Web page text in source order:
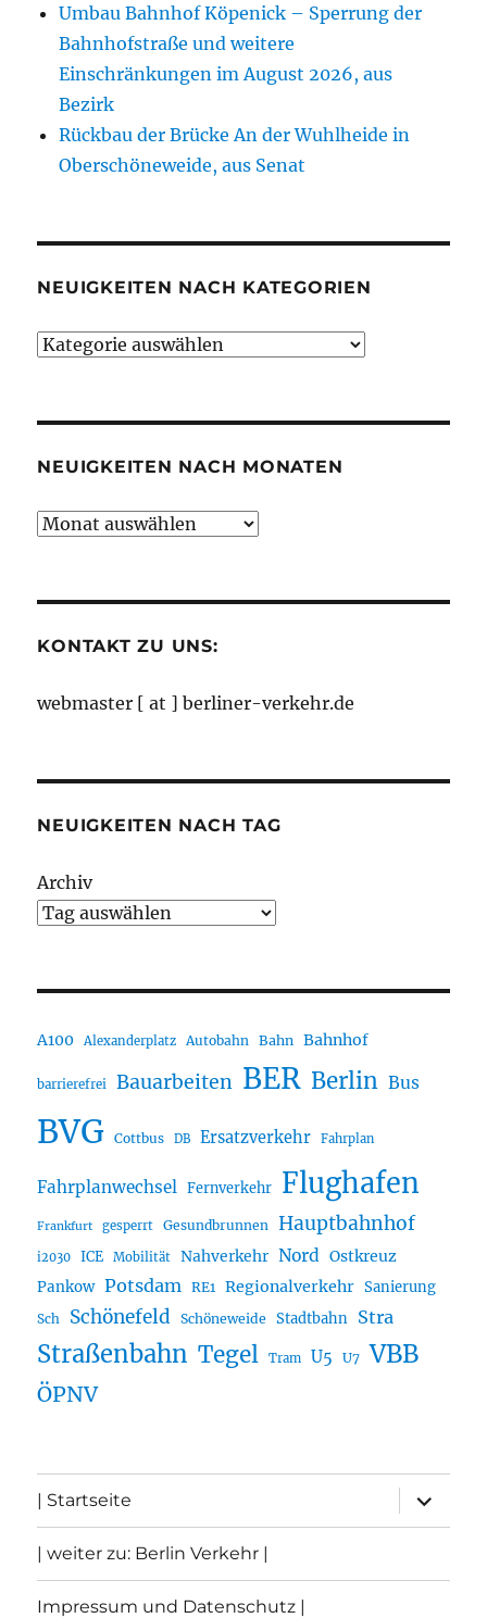
Umbau Bahnhof Köpenick – Sperrung der
Bahnhofstraße und weitere
Einschränkungen im August 2026, aus
Bezirk
Rückbau der Brücke An der Wuhlheide in
Oberschöneweide, aus Senat
NEUIGKEITEN NACH KATEGORIEN
Neuigkeiten
NEUIGKEITEN NACH MONATEN
Neuigkeiten
KONTAKT ZU UNS:
webmaster [ at ] berliner-verkehr.de
NEUIGKEITEN NACH TAG
Archiv
A100 Alexanderplatz Autobahn Bahn Bahnhof
barrierefrei Bauarbeiten BER Berlin Bus
BVG Cottbus DB Ersatzverkehr Fahrplan
Fahrplanwechsel Fernverkehr Flughafen
Frankfurt gesperrt Gesundbrunnen Hauptbahnhof
i2030 ICE Mobilität Nahverkehr Nord Ostkreuz
Pankow Potsdam RE1 Regionalverkehr Sanierung
Sch Schönefeld Schöneweide Stadtbahn Stra
Straßenbahn Tegel Tram U5 U7 VBB
ÖPNV
| Startseite
öffnen
| weiter zu: Berlin Verkehr |
Impressum und Datenschutz |